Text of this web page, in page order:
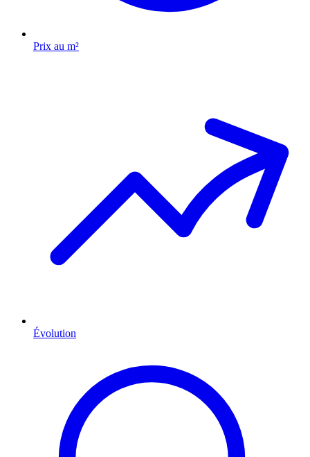
Prix au m²
Évolution